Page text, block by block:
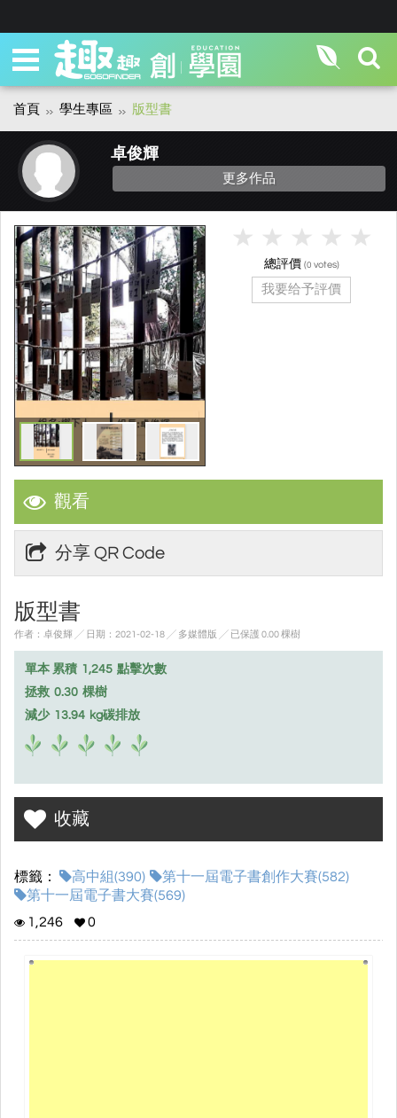
首頁 學生專區 版型書
卓俊輝
更多作品
觀看
分享 QR Code
版型書
作者：卓俊輝 ╱ 日期：2021-02-18 ╱ 多媒體版 ╱ 已保護 0.00 棵樹
單本 累積 1,245 點擊次數
拯救 0.30 棵樹
減少 13.94 kg碳排放
收藏
標籤： 高中組(390)
第十一屆電子書創作大賽(582)
第十一屆電子書大賽(569)
1,246
0
總評價 (0 votes)
我要给予評價